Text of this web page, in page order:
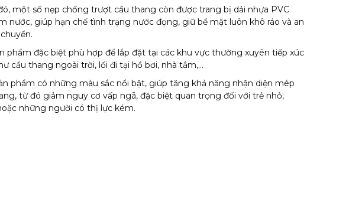
một số nẹp chống trượt cầu thang còn được trang bị dải nhựa PVC
nước, giúp hạn chế tình trạng nước đọng, giữ bề mặt luôn khô ráo và an
phẩm đặc biệt phù hợp để lắp đặt tại các khu vực thường xuyên tiếp xúc
cầu thang ngoài trời, lối đi tại hồ bơi, nhà tắm,…
phẩm có những màu sắc nổi bật, giúp tăng khả năng nhận diện mép
từ đó giảm nguy cơ vấp ngã, đặc biệt quan trọng đối với trẻ nhỏ,
những người có thị lực kém.